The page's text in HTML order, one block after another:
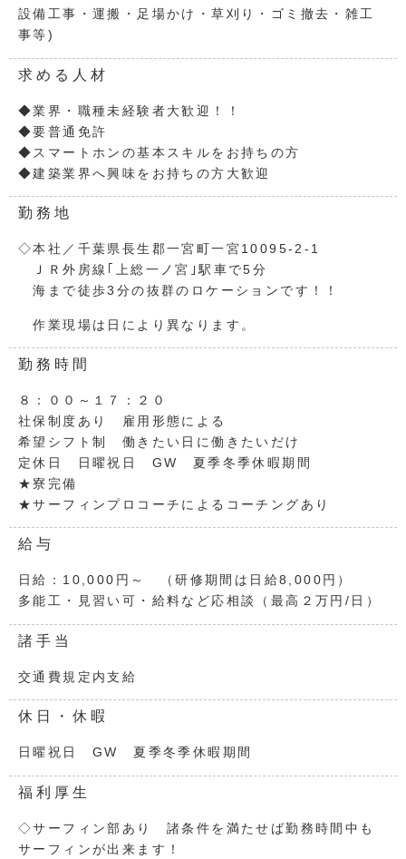
設備工事・運搬・足場かけ・草刈り・ゴミ撤去・雑工
事等)
求める人材
◆業界・職種未経験者大歓迎！！
◆要普通免許
◆スマートホンの基本スキルをお持ちの方
◆建築業界へ興味をお持ちの方大歓迎
勤務地
◇本社／千葉県長生郡一宮町一宮10095-2-1
ＪＲ外房線｢上総一ノ宮｣駅車で5分
海まで徒歩3分の抜群のロケーションです！！
作業現場は日により異なります。
勤務時間
８：００～１７：２０
社保制度あり 雇用形態による
希望シフト制 働きたい日に働きたいだけ
定休日 日曜祝日 GW 夏季冬季休暇期間
★寮完備
★サーフィンプロコーチによるコーチングあり
給与
日給：10,000円～ （研修期間は日給8,000円）
多能工・見習い可・給料など応相談（最高２万円/日）
諸手当
交通費規定内支給
休日・休暇
日曜祝日 GW 夏季冬季休暇期間
福利厚生
◇サーフィン部あり 諸条件を満たせば勤務時間中も
サーフィンが出来ます！